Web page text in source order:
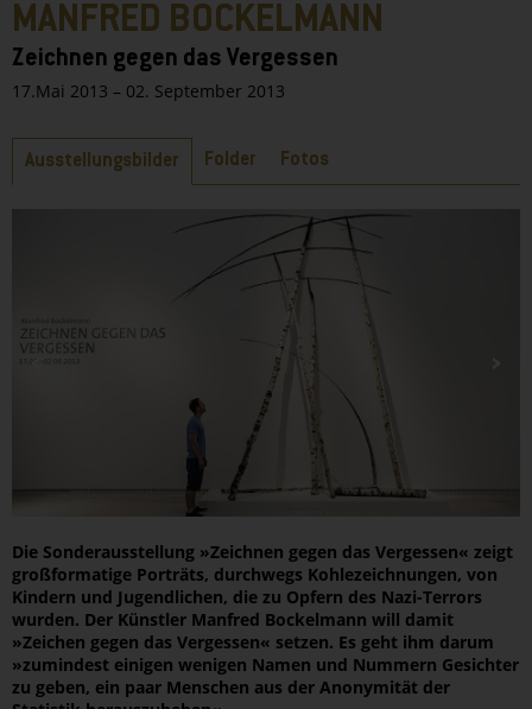
Sidebar
MANFRED BOCKELMANN
Zeichnen gegen das Vergessen
17.Mai 2013 – 02. September 2013
Reiter
Ausstellungsbilder Folder Fotos
Die Sonderausstellung »Zeichnen gegen das Vergessen« zeigt
großformatige Porträts, durchwegs Kohlezeichnungen, von
Kindern und Jugendlichen, die zu Opfern des Nazi-Terrors
wurden. Der Künstler Manfred Bockelmann will damit
»Zeichen gegen das Vergessen« setzen. Es geht ihm darum
»zumindest einigen wenigen Namen und Nummern Gesichter
zu geben, ein paar Menschen aus der Anonymität der